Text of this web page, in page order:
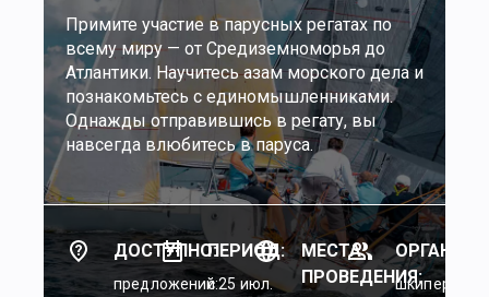
Примите участие в парусных регатах по
всему миру — от Средиземноморья до
Атлантики. Научитесь азам морского дела и
познакомьтесь с единомышленниками.
Однажды отправившись в регату, вы
навсегда влюбитесь в паруса.
ДОСТУПНО:
предложений:
ПЕРИОД:
c 25 июл.
МЕСТА
ПРОВЕДЕНИЯ:шкиперы: 45,